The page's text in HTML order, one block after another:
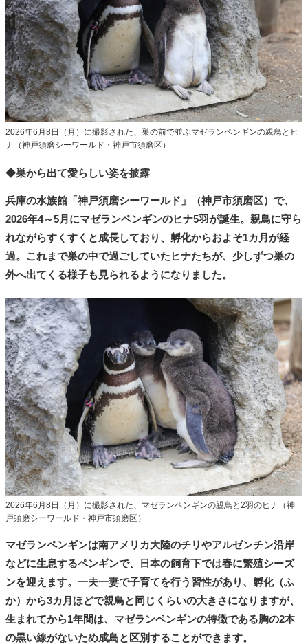
W
S
「
み
よ
か
」
2026年6月8日（月）に撮影された、巣の前で並ぶマゼランペンギンの親鳥とヒ
ナ（神戸須磨シーワールド・神戸市須磨区）
◆巣から出て愛らしい姿を披露
兵庫の水族館「神戸須磨シーワールド」（神戸市須磨区）で、
2026年4～5月にマゼランペンギンのヒナ5羽が誕生。親鳥に守ら
れながらすくすくと成長しており、孵化からおよそ1カ月が経
過。これまで巣の中で過ごしていたヒナたちが、少しずつ巣の
外へ出てくる様子も見られるようになりました。
2026年6月8日（月）に撮影された、マゼランペンギンの親鳥と2羽のヒナ（神
戸須磨シーワールド・神戸市須磨区）
マゼランペンギンは南アメリカ大陸のチリやアルゼンチン沿岸
などに生息するペンギンで、日本の飼育下では春に繁殖シーズ
ンを迎えます。一夫一妻で子育てを行う習性があり、孵化（ふ
か）から3カ月ほどで親鳥と同じくらいの大きさになりますが、
生まれてから1年間は、マゼランペンギンの特徴である胸の2本
の黒い線がないため成鳥と区別することができます。